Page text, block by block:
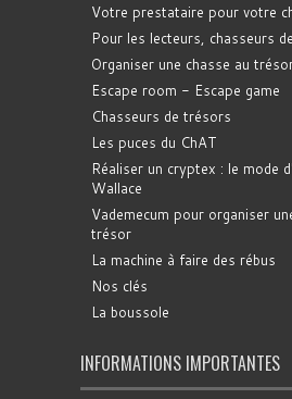
Votre prestataire pour votre
Pour les lecteurs, chasseurs
Organiser une chasse au
Escape room - Escape game
Chasseurs de trésors
Les puces du ChAT
Réaliser un cryptex : le mode
Wallace
Vademecum pour organiser
trésor
La machine à faire des rébus
Nos clés
La boussole
INFORMATIONS IMPORTANTES